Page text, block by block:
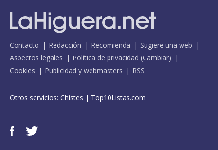
Contacto Redacción Recomienda
Sugiere una web
Aspectos legales
Política de privacidad (Cambiar)
Cookies
Publicidad y webmasters RSS
Otros servicios: Chistes | Top10Listas.com